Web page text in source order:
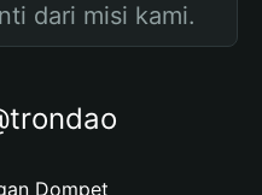
dari misi kami.
Dompet